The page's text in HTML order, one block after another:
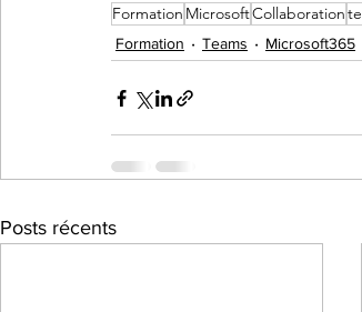
Formation MicrosoftCollaboration
Formation Teams Microsoft365
Posts récents